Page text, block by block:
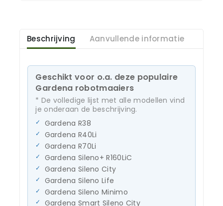
Beschrijving Aanvullende informatie
Geschikt voor o.a. deze populaire
Gardena robotmaaiers
* De volledige lijst met alle modellen vind
je onderaan de beschrijving.
Gardena R38
Gardena R40Li
Gardena R70Li
Gardena Sileno+ R160LiC
Gardena Sileno City
Gardena Sileno Life
Gardena Sileno Minimo
Gardena Smart Sileno City